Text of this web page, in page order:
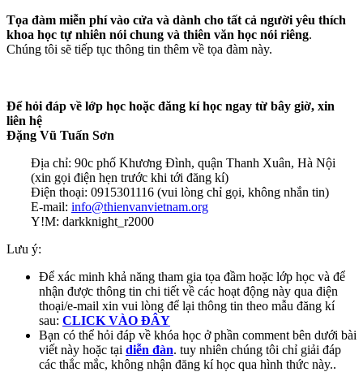
Tọa đàm miễn phí vào cửa và dành cho tất cả người yêu thích
khoa học tự nhiên nói chung và thiên văn học nói riêng.
Chúng tôi sẽ tiếp tục thông tin thêm về tọa đàm này.
Để hỏi đáp về lớp học hoặc đăng kí học ngay từ bây giờ, xin
liên hệ
Đặng Vũ Tuấn Sơn
Địa chỉ: 90c phố Khương Đình, quận Thanh Xuân, Hà Nội
(xin gọi điện hẹn trước khi tới đăng kí)
Điện thoại: 0915301116 (vui lòng chỉ gọi, không nhắn tin)
E-mail: info@thienvanvietnam.org
Y!M: darkknight_r2000
Lưu ý:
Để xác minh khả năng tham gia tọa đầm hoặc lớp học và để
nhận được thông tin chi tiết về các hoạt động này qua điện
thoại/e-mail xin vui lòng để lại thông tin theo mẫu đăng kí
sau: CLICK VÀO ĐÂY
Bạn có thể hỏi đáp về khóa học ở phần comment bên dưới bài
viết này hoặc tại diễn đàn. tuy nhiên chúng tôi chỉ giải đáp
các thắc mắc, không nhận đăng kí học qua hình thức này..